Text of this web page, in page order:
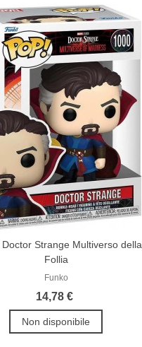
Doctor Strange Multiverso della
Follia
Funko
14,78 €
Non disponibile